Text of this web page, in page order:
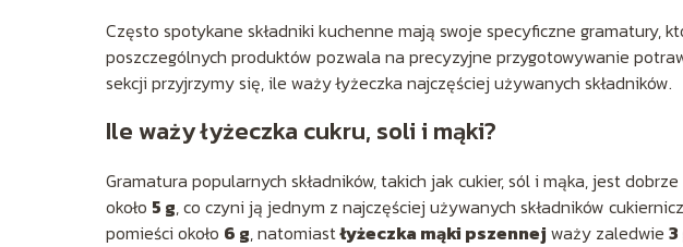
Często spotykane składniki kuchenne mają swoje specyficzne gramatury,
poszczególnych produktów pozwala na precyzyjne przygotowywanie
sekcji przyjrzymy się, ile waży łyżeczka najczęściej używanych składników.
Ile waży łyżeczka cukru, soli i mąki?
Gramatura popularnych składników, takich jak cukier, sól i mąka, jest
około 5 g, co czyni ją jednym z najczęściej używanych składników
pomieści około 6 g, natomiastłyżeczka mąki pszennej waży zaledwie 3